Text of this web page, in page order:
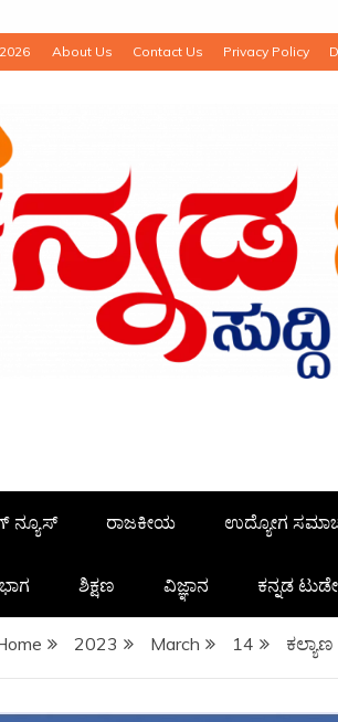
About Us Contact Us Privacy Policy
ನ್ಯೂಸ್ ರಾಜಕೀಯ ಉದ್ಯೋಗ
ಶಿಕ್ಷಣ ವಿಜ್ಞಾನ ಕನ್ನಡ
2023 March 14